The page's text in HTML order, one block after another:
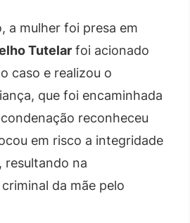
a mulher foi presa em
Tutelar foi acionado
caso e realizou o
que foi encaminhada
reconheceu
em risco a integridade
resultando na
da mãe pelo